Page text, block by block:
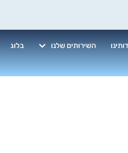
השירותים שלנו בלוג